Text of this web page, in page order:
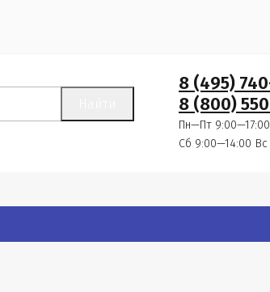
8 (495)
8 (800)
Пн—Пт 9:00—17:00
Сб 9:00—14:00